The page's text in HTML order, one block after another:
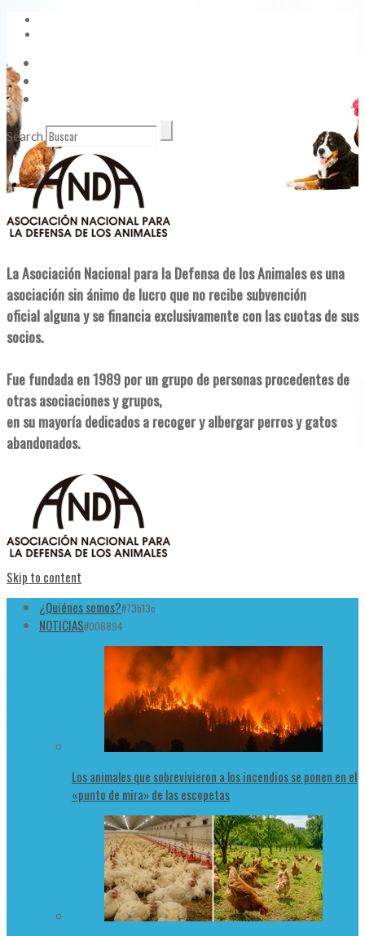
Search
La Asociación Nacional para la Defensa de los Animales es una
asociación sin ánimo de lucro que no recibe subvención
oficial alguna y se financia exclusivamente con las cuotas de sus
socios.
Fue fundada en 1989 por un grupo de personas procedentes de
otras asociaciones y grupos,
en su mayoría dedicados a recoger y albergar perros y gatos
abandonados.
Skip to content
¿Quiénes somos?#73b13c
NOTICIAS#008894
Los animales que sobrevivieron a los incendios se ponen en el
«punto de mira» de las escopetas